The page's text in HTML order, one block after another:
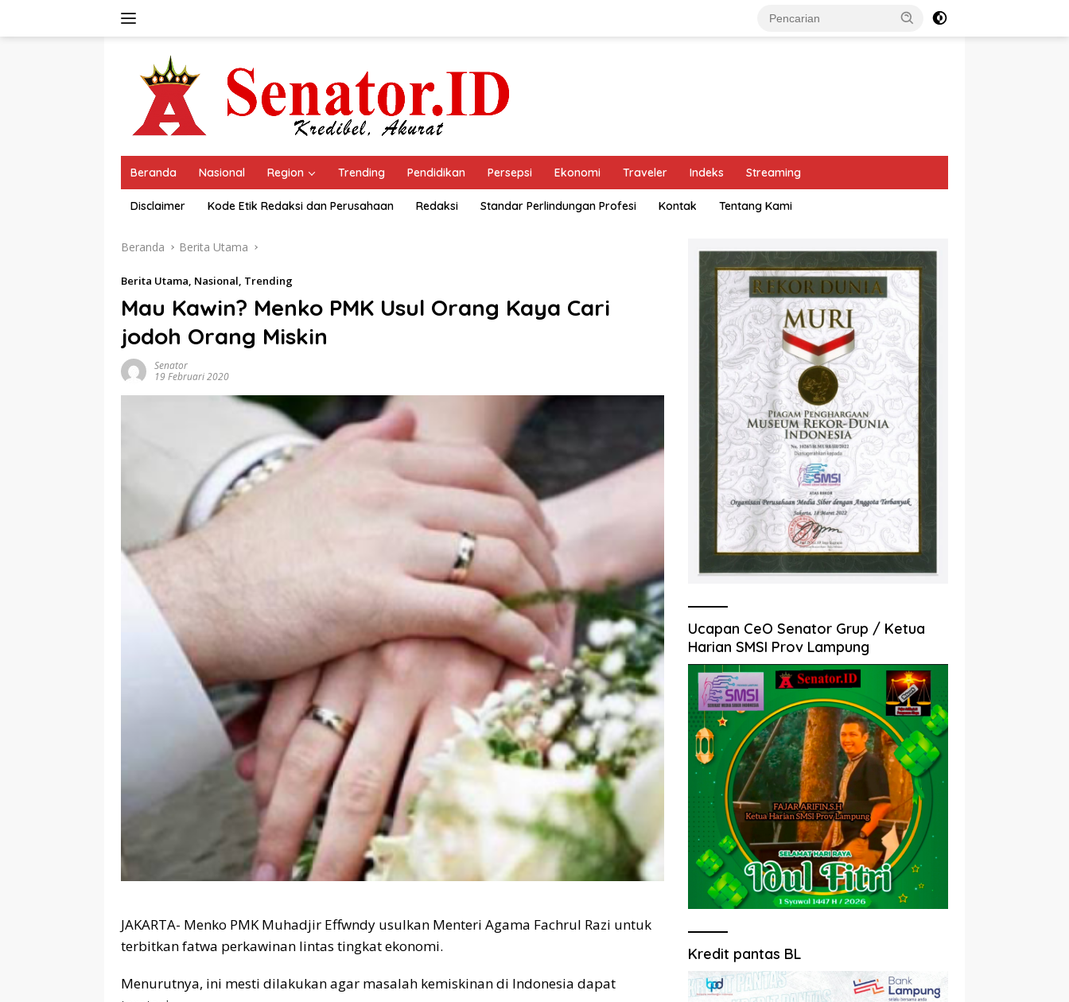
Beranda Nasional Region Trending Pendidikan Persepsi Ekonomi Traveler Indeks Streaming
Disclaimer Kode Etik Redaksi dan Perusahaan Redaksi Standar Perlindungan Profesi Kontak Tentang Kami
Beranda Berita Utama
Berita Utama, Nasional, Trending
Mau Kawin? Menko PMK Usul Orang Kaya Cari
jodoh Orang Miskin
Senator
19 Februari 2020
JAKARTA- Menko PMK Muhadjir Effwndy usulkan Menteri Agama Fachrul Razi untuk
terbitkan fatwa perkawinan lintas tingkat ekonomi.
Menurutnya, ini mesti dilakukan agar masalah kemiskinan di Indonesia dapat
Ucapan CeO Senator Grup / Ketua
Harian SMSI Prov Lampung
Kredit pantas BL